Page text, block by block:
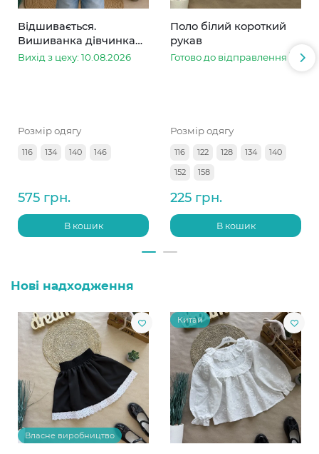
Відшивається.
Вишиванка дівчинка
колоски
Вихід з цеху: 10.08.2026
Розмір одягу
116 134 140 146
575 грн.
В кошик
Поло білий короткий
рукав
Готово до відправлення
Розмір одягу
116 122 128 134
140
152
158
225 грн.
В кошик
Нові надходження
Власне виробництво
Китай